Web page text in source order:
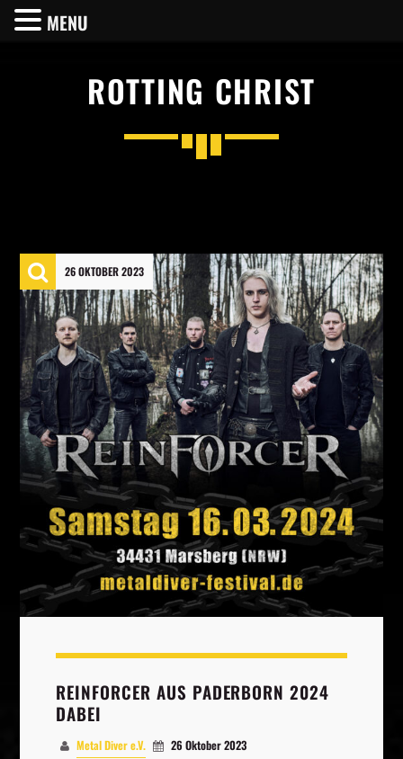
Facebook
Pinterest
Whatsapp
ROTTING CHRIST
26 OKTOBER 2023
REINFORCER AUS PADERBORN 2024
DABEI
Metal Diver e.V.
26 Oktober 2023
MENU